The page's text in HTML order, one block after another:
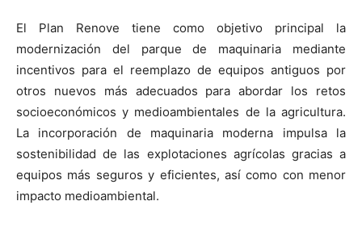
El Plan Renove tiene como objetivo principal la
modernización del parque de maquinaria mediante
incentivos para el reemplazo de equipos antiguos por
otros nuevos más adecuados para abordar los retos
socioeconómicos y medioambientales de la agricultura.
La incorporación de maquinaria moderna impulsa la
sostenibilidad de las explotaciones agrícolas gracias a
equipos más seguros y eficientes, así como con menor
impacto medioambiental.